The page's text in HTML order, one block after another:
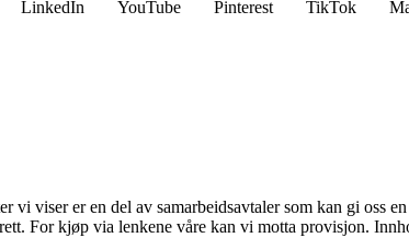
LinkedIn YouTube Pinterest TikTok
vi viser er en del av samarbeidsavtaler som kan gi oss
For kjøp via lenkene våre kan vi motta provisjon.